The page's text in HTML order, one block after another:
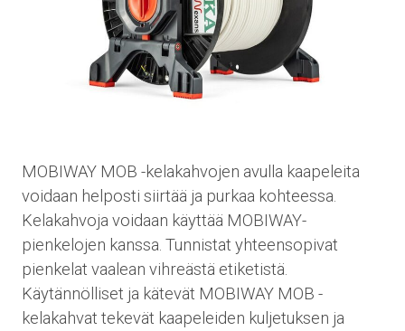
MOBIWAY MOB -kelakahvojen avulla kaapeleita
voidaan helposti siirtää ja purkaa kohteessa.
Kelakahvoja voidaan käyttää MOBIWAY-
pienkelojen kanssa. Tunnistat yhteensopivat
pienkelat vaalean vihreästä etiketistä.
Käytännölliset ja kätevät MOBIWAY MOB -
kelakahvat tekevät kaapeleiden kuljetuksen ja